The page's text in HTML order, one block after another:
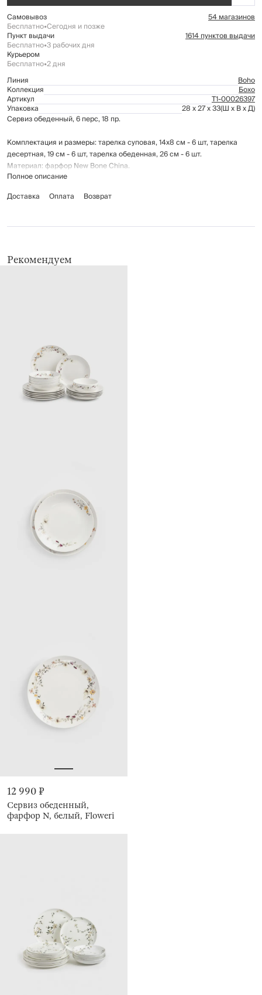
Самовывоз 54 магазинов
Бесплатно•Сегодня и позже
Пункт выдачи 1614 пунктов выдачи
Бесплатно•3 рабочих дня
Курьером
Бесплатно•2 дня
Линия
Boho
Коллекция Бохо
Артикул Т1-00026397
Упаковка 28 x 27 x 33(Ш x В x Д)
Сервиз обеденный, 6 перс, 18 пр.
Комплектация и размеры: тарелка суповая, 14х8 см - 6 шт, тарелка
десертная, 19 см - 6 шт, тарелка обеденная, 26 см - 6 шт.
Материал: фарфор New Bone China.
Рекомендуется мыть вручную с применением мягких моющих средств.
губки.
Полное описание
Доставка
Оплата Возврат
Рекомендуем
12 990 ₽
Сервиз обеденный,
фарфор N, белый, Floweri